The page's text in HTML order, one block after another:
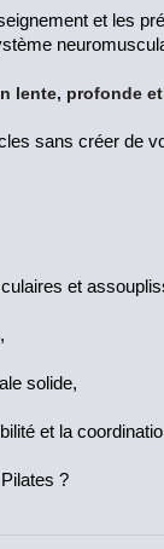
et les
lente, profonde
sans créer de
et
solide,
et la
?